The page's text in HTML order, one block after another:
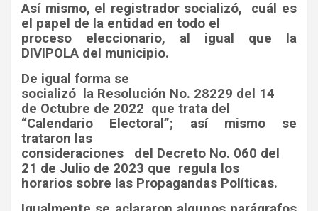
Así mismo, el registrador socializó,
cuál es
el papel de la entidad en todo el
proceso eleccionario, al igual que la
DIVIPOLA del municipio.
De igual forma se
socializó la Resolución No. 28229 del 14
de Octubre de 2022 que trata del
“Calendario Electoral”; así mismo se
trataron las
consideraciones del Decreto No. 060 del
21 de Julio de 2023 que regula los
horarios sobre las Propagandas Políticas.